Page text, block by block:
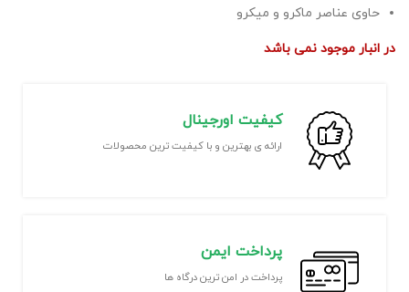
حاوی عناصر ماکرو و میکرو
در انبار موجود نمی باشد
کیفیت اورجینال
ارائه ی بهترین و با کیفیت ترین محصولات
پرداخت ایمن
پرداخت در امن ترین درگاه ها